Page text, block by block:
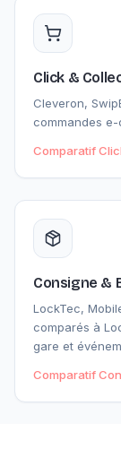
Click &
Cleveron,
commandes
Comparatif
Consigne &
LockTec,
comparés à
gare et
Comparatif